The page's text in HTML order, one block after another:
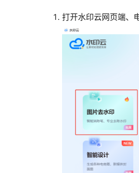
打开水印云网页端、